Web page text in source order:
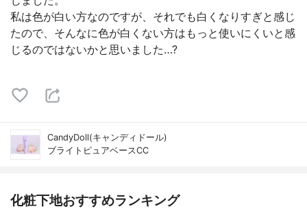
私は色が白い方なのですが、それでも白くなりすぎと感じ
たので、そんなに色が白くない方はもっと使いにくいと感
じるのではないかと思いました…?
CandyDoll(キャンディドール)
ブライトピュアベースCC
化粧下地おすすめランキング